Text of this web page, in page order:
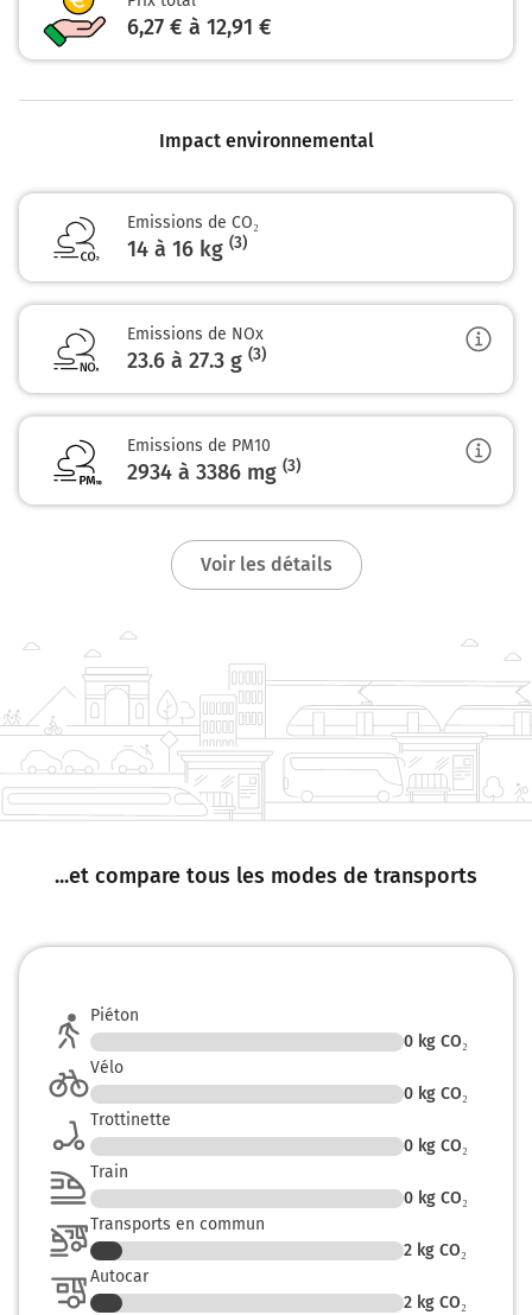
6,27 € à 12,91 €
Impact environnemental
Emissions de CO₂
14 à 16 kg (3)
Emissions de NOx
23.6 à 27.3 g (3)
Emissions de PM10
2934 à 3386 mg (3)
Voir les détails
...et compare tous les modes de transports
Piéton
0 kg CO₂
Vélo
0 kg CO₂
Trottinette
0 kg CO₂
Train
0 kg CO₂
Transports en commun
2 kg CO₂
Autocar
2 kg CO₂